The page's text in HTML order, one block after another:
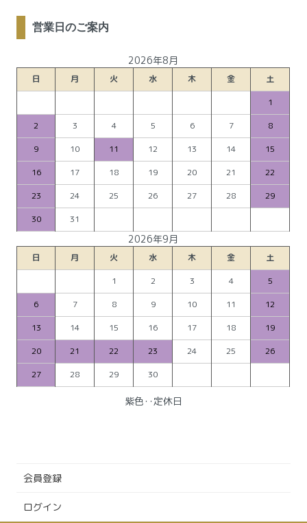
営業日のご案内
2026年8月
日 月 火 水 木 金
土
1
2
3 4 5 6 7
8
9
10 11 12 13 14
15
16
17 18 19 20 21
22
23
24 25 26 27 28
29
30
31
2026年9月
日 月 火 水 木 金
土
1
2 3 4
5
6
7 8 9 10 11
12
13
14 15 16 17 18
19
20
21 22 23 24 25
26
27
28 29 30
紫色‥定休日
会員登録
ログイン